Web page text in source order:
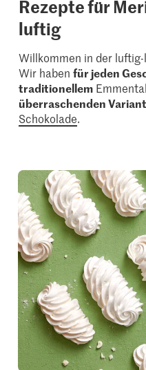
Rezepte für
luftig
Willkommen in der
Wir habenfür jeden
traditionellem
überraschenden
Schokolade.